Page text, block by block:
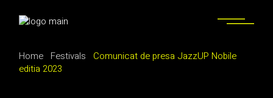
Home Festivals
Comunicat de presa JazzUP Nobile
editia 2023